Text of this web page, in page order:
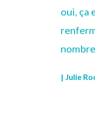
oui, ça
| Julie